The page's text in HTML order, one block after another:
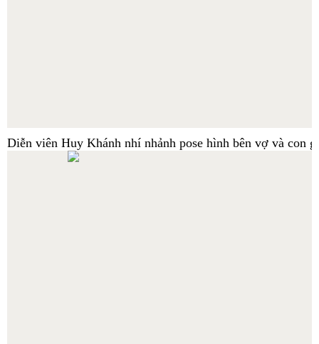
Diễn viên Huy Khánh nhí nhảnh pose hình bên vợ và con